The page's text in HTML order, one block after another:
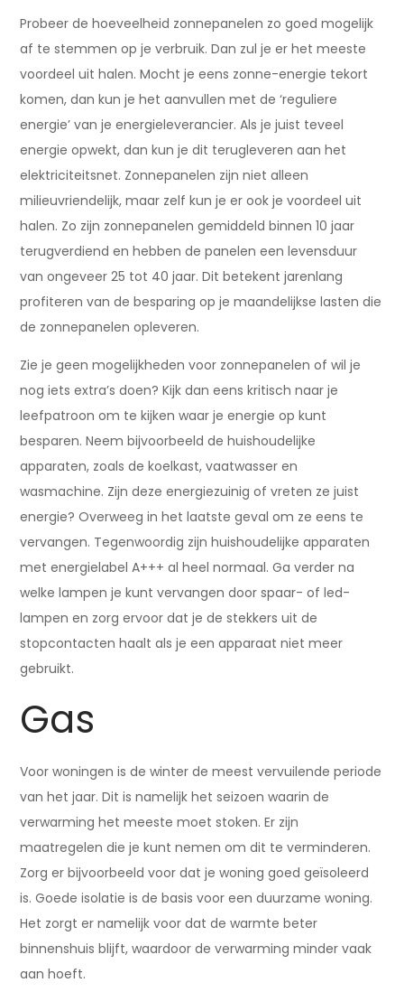
Probeer de hoeveelheid zonnepanelen zo goed mogelijk
af te stemmen op je verbruik. Dan zul je er het meeste
voordeel uit halen. Mocht je eens zonne-energie tekort
komen, dan kun je het aanvullen met de ‘reguliere
energie’ van je energieleverancier. Als je juist teveel
energie opwekt, dan kun je dit terugleveren aan het
elektriciteitsnet. Zonnepanelen zijn niet alleen
milieuvriendelijk, maar zelf kun je er ook je voordeel uit
halen. Zo zijn zonnepanelen gemiddeld binnen 10 jaar
terugverdiend en hebben de panelen een levensduur
van ongeveer 25 tot 40 jaar. Dit betekent jarenlang
profiteren van de besparing op je maandelijkse lasten die
de zonnepanelen opleveren.
Zie je geen mogelijkheden voor zonnepanelen of wil je
nog iets extra’s doen? Kijk dan eens kritisch naar je
leefpatroon om te kijken waar je energie op kunt
besparen. Neem bijvoorbeeld de huishoudelijke
apparaten, zoals de koelkast, vaatwasser en
wasmachine. Zijn deze energiezuinig of vreten ze juist
energie? Overweeg in het laatste geval om ze eens te
vervangen. Tegenwoordig zijn huishoudelijke apparaten
met energielabel A+++ al heel normaal. Ga verder na
welke lampen je kunt vervangen door spaar- of led-
lampen en zorg ervoor dat je de stekkers uit de
stopcontacten haalt als je een apparaat niet meer
gebruikt.
Gas
Voor woningen is de winter de meest vervuilende periode
van het jaar. Dit is namelijk het seizoen waarin de
verwarming het meeste moet stoken. Er zijn
maatregelen die je kunt nemen om dit te verminderen.
Zorg er bijvoorbeeld voor dat je woning goed geïsoleerd
is. Goede isolatie is de basis voor een duurzame woning.
Het zorgt er namelijk voor dat de warmte beter
binnenshuis blijft, waardoor de verwarming minder vaak
aan hoeft.